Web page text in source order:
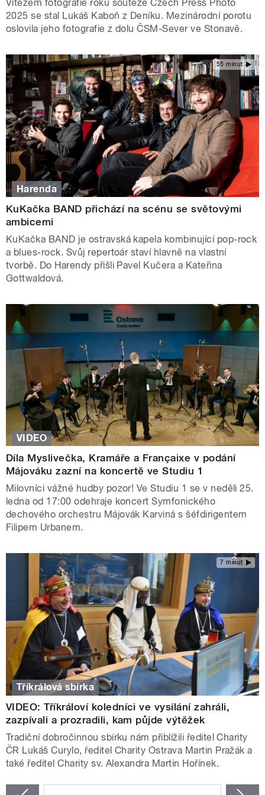
Vítězem fotografie roku soutěže Czech Press Photo
2025 se stal Lukáš Kaboň z Deníku. Mezinárodní porotu
oslovila jeho fotografie z dolu ČSM-Sever ve Stonavě.
55 minut
Harenda
KuKačka BAND přichází na scénu se světovými
ambicemi
KuKačka BAND je ostravská kapela kombinující pop-rock
a blues-rock. Svůj repertoár staví hlavně na vlastní
tvorbě. Do Harendy přišli Pavel Kučera a Kateřina
Gottwaldová.
VIDEO
Díla Myslivečka, Kramáře a Françaixe v podání
Májováku zazní na koncertě ve Studiu 1
Milovníci vážné hudby pozor! Ve Studiu 1 se v neděli 25.
ledna od 17:00 odehraje koncert Symfonického
dechového orchestru Májovák Karviná s šéfdirigentem
Filipem Urbanem.
7 minut
Tříkrálová sbírka
VIDEO: Tříkráloví koledníci ve vysílání zahráli,
zazpívali a prozradili, kam půjde výtěžek
Tradiční dobročinnou sbírku nám přiblížili ředitel Charity
ČR Lukáš Curylo, ředitel Charity Ostrava Martin Pražák a
také ředitel Charity sv. Alexandra Martin Hořínek.